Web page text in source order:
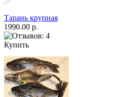
Тарань крупная
1990.00 р.
Купить